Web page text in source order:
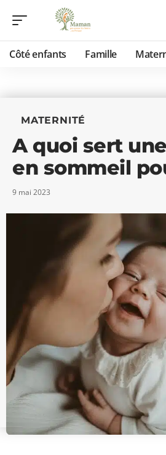
Côté enfants Famille
MATERNITÉ
A quoi sert
en sommeil
9 mai 2023